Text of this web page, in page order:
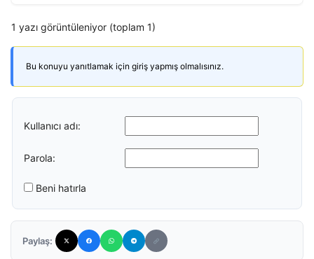
1 yazı görüntüleniyor (toplam 1)
Bu konuyu yanıtlamak için giriş yapmış olmalısınız.
Kullanıcı adı:
Parola:
Beni hatırla
Paylaş: